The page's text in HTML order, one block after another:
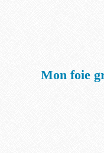
Mon foie